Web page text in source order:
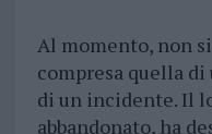
Al momento, non
compresa quella
di un incidente. Il
abbandonato, ha